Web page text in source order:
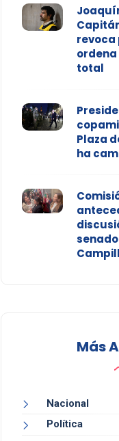
revoca
total
Plaza
ha
Más
Nacional
Política